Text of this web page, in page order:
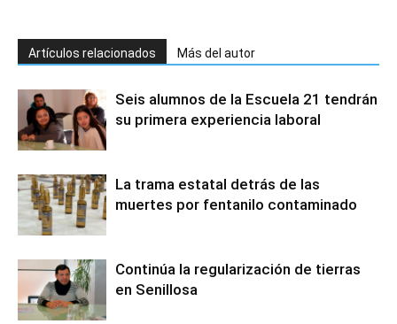
Artículos relacionados Más del autor
Seis alumnos de la Escuela 21 tendrán
su primera experiencia laboral
La trama estatal detrás de las
muertes por fentanilo contaminado
Continúa la regularización de tierras
en Senillosa